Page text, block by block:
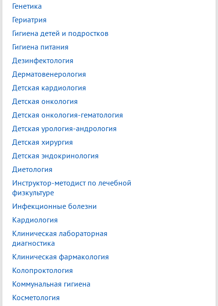
Генетика
Гериатрия
Гигиена детей и подростков
Гигиена питания
Дезинфектология
Дерматовенерология
Детская кардиология
Детская онкология
Детская онкология-гематология
Детская урология-андрология
Детская хирургия
Детская эндокринология
Диетология
Инструктор-методист по лечебной
физкультуре
Инфекционные болезни
Кардиология
Клиническая лабораторная
диагностика
Клиническая фармакология
Колопроктология
Коммунальная гигиена
Косметология